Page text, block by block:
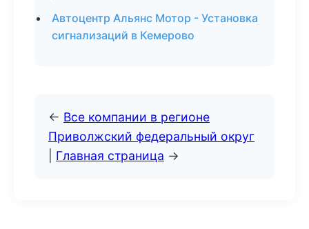
Автоцентр Альянс Мотор - Установка
сигнализаций в Кемерово
← Все компании в регионе
Приволжский федеральный округ
Главная страница →